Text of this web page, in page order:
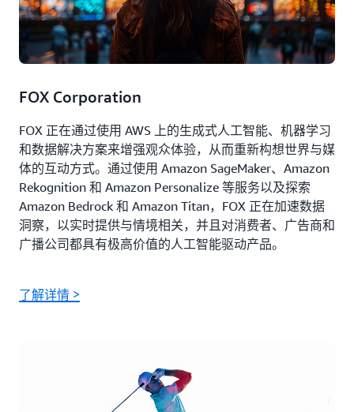
FOX Corporation
FOX 正在通过使用 AWS 上的生成式人工智能、机器学习
和数据解决方案来增强观众体验，从而重新构想世界与媒
体的互动方式。通过使用 Amazon SageMaker、Amazon
Rekognition 和 Amazon Personalize 等服务以及探索
Amazon Bedrock 和 Amazon Titan，FOX 正在加速数据
洞察，以实时提供与情境相关，并且对消费者、广告商和
广播公司都具有极高价值的人工智能驱动产品。
了解详情 >